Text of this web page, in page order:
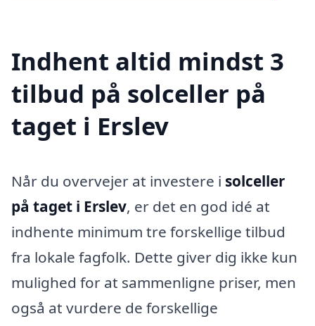
Indhent altid mindst 3
tilbud på solceller på
taget i Erslev
Når du overvejer at investere i solceller
på taget i Erslev, er det en god idé at
indhente minimum tre forskellige tilbud
fra lokale fagfolk. Dette giver dig ikke kun
mulighed for at sammenligne priser, men
også at vurdere de forskellige